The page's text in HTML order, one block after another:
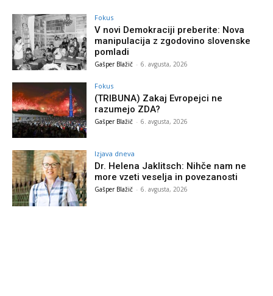
Fokus
V novi Demokraciji preberite: Nova
manipulacija z zgodovino slovenske
pomladi
Gašper Blažič - 6. avgusta, 2026
Fokus
(TRIBUNA) Zakaj Evropejci ne
razumejo ZDA?
Gašper Blažič - 6. avgusta, 2026
Izjava dneva
Dr. Helena Jaklitsch: Nihče nam ne
more vzeti veselja in povezanosti
Gašper Blažič - 6. avgusta, 2026